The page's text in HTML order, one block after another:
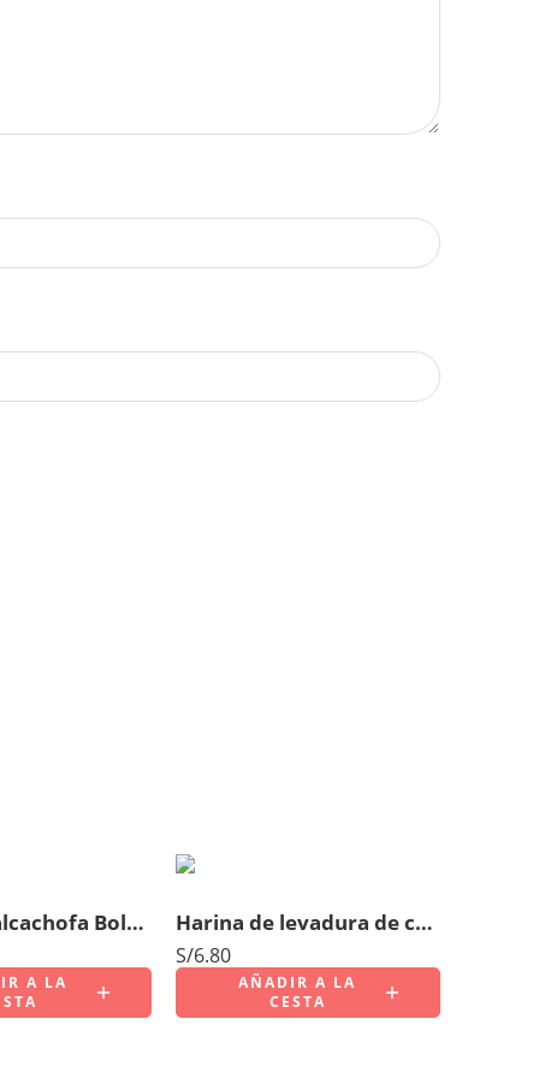
Harina de alcachofa Bolsa 100gr
A LA
Harina de levadura de cerveza Bolsa 100gr
S/6.80
AÑADIR A LA
CESTA